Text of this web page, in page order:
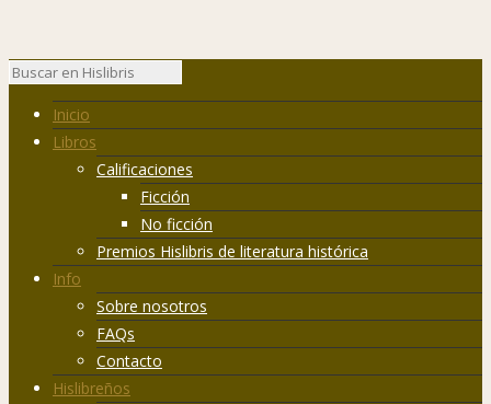
Inicio
Libros
Calificaciones
Ficción
No ficción
Premios Hislibris de literatura histórica
Info
Sobre nosotros
FAQs
Contacto
Hislibreños